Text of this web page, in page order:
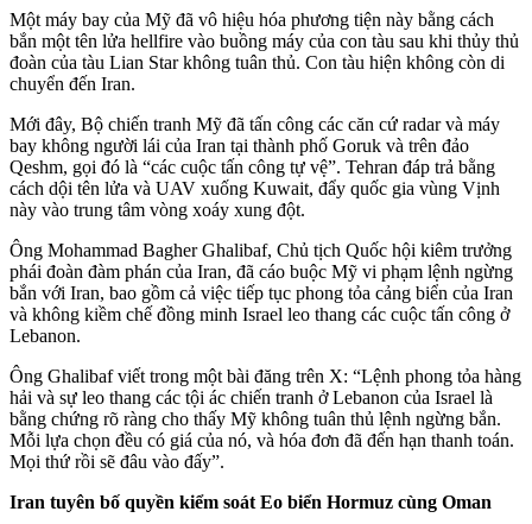
Một máy bay của Mỹ đã vô hiệu hóa phương tiện này bằng cách
bắn một tên lửa hel‌lfire vào buồng máy của con tàu sau khi thủy thủ
đoàn của tàu Lian Star không tuân thủ. Con tàu hiện không còn di
chuyển đến Iran.
Mới đây, Bộ chiến tranh Mỹ đã tấn công các căn cứ radar và máy
bay không người lái của Iran tại thành phố Goruk và trên đảo
Qeshm, gọi đó là “các cuộc tấn công tự vệ”. Tehran đáp trả bằng
cách dội tên lửa và UAV xuống Kuwait, đẩy quốc gia vùng Vịnh
này vào trung tâm vòng xoáy xung đột.
Ông Mohammad Bagher Ghalibaf, Chủ tịch Quốc hội kiêm trưởng
phái đoàn đàm phán của Iran, đã cáo buộc Mỹ vi phạm lệnh ngừng
bắn với Iran, bao gồm cả việc tiếp tục phong tỏa cảng biển của Iran
và không kiềm chế đồng minh Israel leo thang các cuộc tấn công ở
Lebanon.
Ông Ghalibaf viết trong một bài đăng trên X: “Lệnh phong tỏa hàng
hải và sự leo thang các tội ác chiến tranh ở Lebanon của Israel là
bằng chứng rõ ràng cho thấy Mỹ không tuân thủ lệnh ngừng bắn.
Mỗi lựa chọn đều có giá của nó, và hóa đơn đã đến hạn thanh toán.
Mọi thứ rồi sẽ đâu vào đấy”.
Iran tuyên bố quyền kiểm soát Eo biển Hormuz cùng Oman